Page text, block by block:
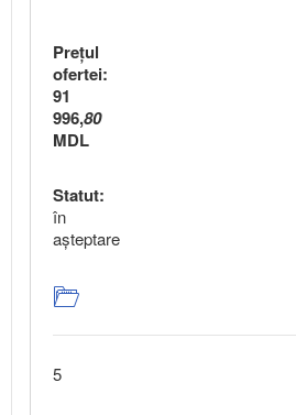
Preţul
ofertei:
91
996,80
MDL
Statut:
în
aşteptare
5